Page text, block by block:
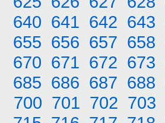
640 641 642 643
655 656 657 658
670 671 672 673
685 686 687 688
700 701 702 703